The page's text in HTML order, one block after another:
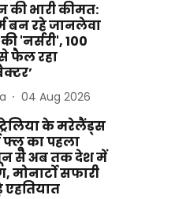
की भारी कीमत:
बन रहे जानलेवा
'नर्सरी', 100
फैल रहा
04 Aug 2026
के मरेलैंड्स
फ्लू का पहला
से अब तक देश में
मोनार्टो सफारी
एहतियात